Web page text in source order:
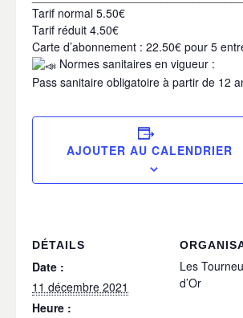
Tarif normal 5.50€
Tarif réduit 4.50€
Carte d’abonnement : 22.50€ pour 5
Normes sanitaires en vigueur :
Pass sanitaire obligatoire à partir de 12
AJOUTER AU CALENDRIER
DÉTAILS
Date :
11 décembre 2021
Heure :
Les
d’Or